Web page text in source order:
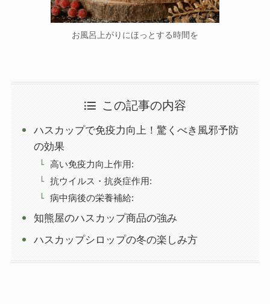
お風呂上がりにほっとする時間を
この記事の内容
ハスカップで免疫力向上！驚くべき風邪予防
の効果
高い免疫力向上作用:
抗ウイルス・抗炎症作用:
病中病後の栄養補給:
知熊屋のハスカップ商品の強み
ハスカップシロップの冬の楽しみ方